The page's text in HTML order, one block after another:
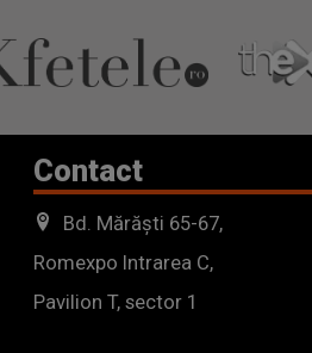
Contact
Bd. Mărăști 65-67,
Romexpo Intrarea C,
Pavilion T, sector 1